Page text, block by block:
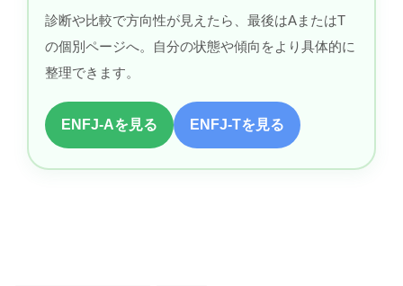
診断や比較で方向性が見えたら、最後はAまたはT
の個別ページへ。自分の状態や傾向をより具体的に
整理できます。
ENFJ-Aを見る ENFJ-Tを見る